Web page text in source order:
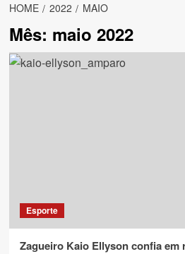
HOME 2022 MAIO
Mês: maio 2022
Esporte
Zagueiro Kaio Ellyson confia em